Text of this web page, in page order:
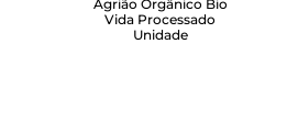
Agrião Orgânico Bio
Vida Processado
Unidade